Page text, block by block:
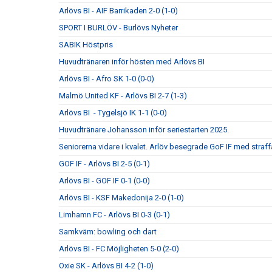
Arlövs BI - AIF Barrikaden 2-0 (1-0)
SPORT I BURLÖV - Burlövs Nyheter
SABIK Höstpris
Huvudtränaren inför hösten med Arlövs BI
Arlövs BI - Afro SK 1-0 (0-0)
Malmö United KF - Arlövs BI 2-7 (1-3)
Arlövs BI - Tygelsjö IK 1-1 (0-0)
Huvudtränare Johansson inför seriestarten 2025.
Seniorerna vidare i kvalet. Arlöv besegrade GoF IF med
GOF IF - Arlövs BI 2-5 (0-1)
Arlövs BI - GOF IF 0-1 (0-0)
Arlövs BI - KSF Makedonija 2-0 (1-0)
Limhamn FC - Arlövs BI 0-3 (0-1)
Samkväm: bowling och dart
Arlövs BI - FC Möjligheten 5-0 (2-0)
Oxie SK - Arlövs BI 4-2 (1-0)